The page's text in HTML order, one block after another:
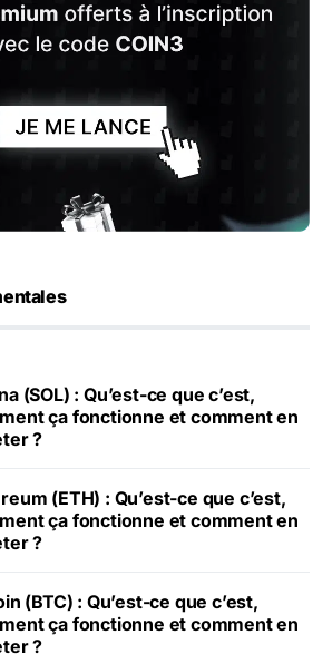
(SOL) : Qu’est-ce que c’est,
ça fonctionne et comment en
?
(ETH) : Qu’est-ce que c’est,
ça fonctionne et comment en
?
(BTC) : Qu’est-ce que c’est,
ça fonctionne et comment en
?